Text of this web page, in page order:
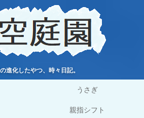
進化したやつ、時々日記。
うさぎ
親指シフト